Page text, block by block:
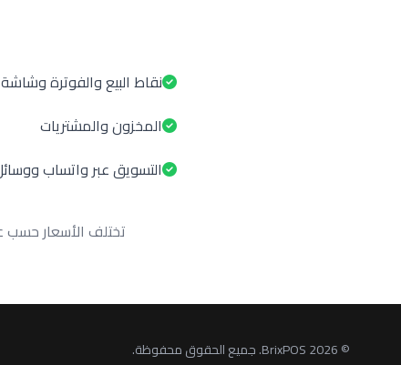
نقاط البيع والفوترة
المخزون والمشتريات
التسويق عبر واتساب
تختلف الأسعار
©2026 BrixPOS. جميع الحقوق محفوظة.